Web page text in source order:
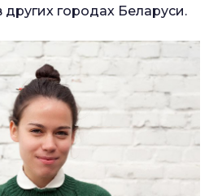
других городах Беларуси.